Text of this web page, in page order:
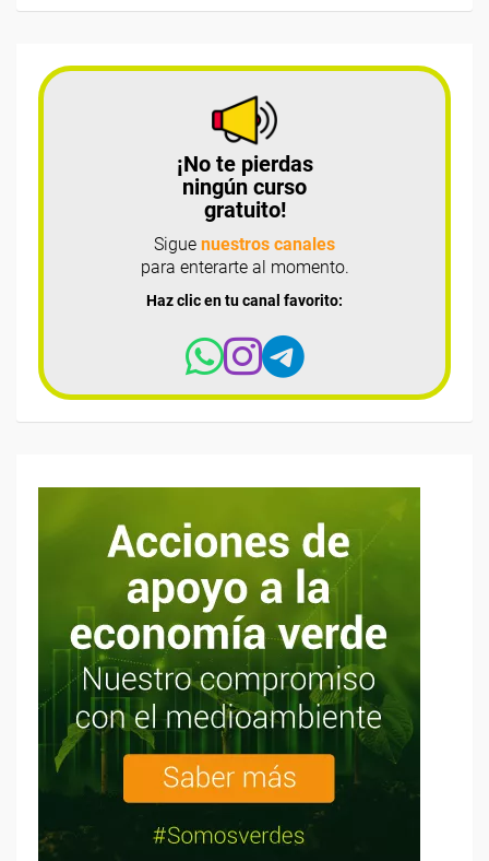
¡No te pierdas
ningún curso
gratuito!
Sigue nuestros canales
para enterarte al momento.
Haz clic en tu canal favorito: